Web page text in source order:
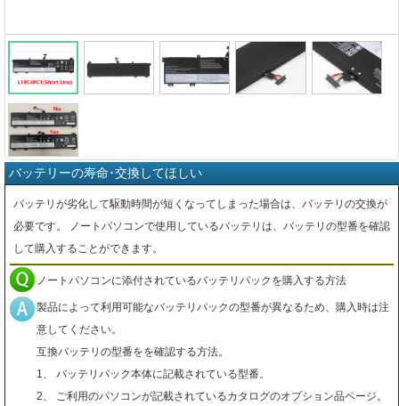
バッテリーの寿命･交換してほしい
バッテリが劣化して駆動時間が短くなってしまった場合は、バッテリの交換が
必要です。 ノートパソコンで使用しているバッテリは、バッテリの型番を確認
して購入することができます。
ノートパソコンに添付されているバッテリパックを購入する方法
製品によって利用可能なバッテリパックの型番が異なるため、購入時は注
意してください。
互換バッテリの型番をを確認する方法。
1、 バッテリパック本体に記載されている型番。
2、 ご利用のパソコンが記載されているカタログのオプション品ページ。